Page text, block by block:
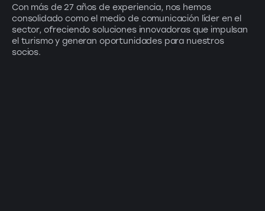
Con más de 27 años de experiencia, nos hemos
consolidado como el medio de comunicación líder en el
sector, ofreciendo soluciones innovadoras que impulsan
el turismo y generan oportunidades para nuestros
socios.